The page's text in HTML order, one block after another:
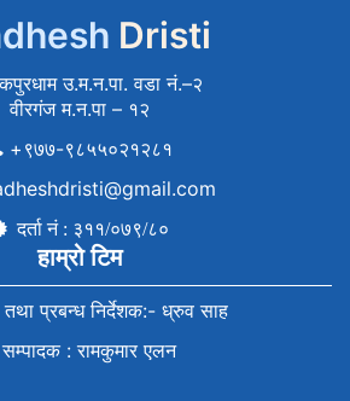
Dristi
उ.म.न.पा. वडा नं.–२
वीरगंज म.न.पा – १२
+९७७-९८५५०२१२८१
दर्ता नं : ३११/०७९/८०
हाम्रो टिम
तथा प्रबन्ध निर्देशक:- ध्रुव साह
: रामकुमार एलन